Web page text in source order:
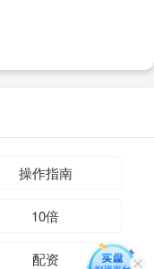
操作指南
10倍
配资